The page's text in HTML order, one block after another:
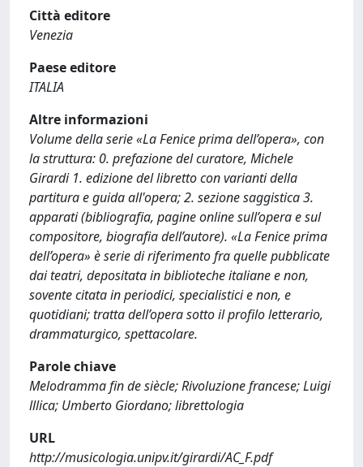
Città editore
Venezia
Paese editore
ITALIA
Altre informazioni
Volume della serie «La Fenice prima dell’opera», con
la struttura: 0. prefazione del curatore, Michele
Girardi 1. edizione del libretto con varianti della
partitura e guida all'opera; 2. sezione saggistica 3.
apparati (bibliografia, pagine online sull’opera e sul
compositore, biografia dell’autore). «La Fenice prima
dell’opera» è serie di riferimento fra quelle pubblicate
dai teatri, depositata in biblioteche italiane e non,
sovente citata in periodici, specialistici e non, e
quotidiani; tratta dell’opera sotto il profilo letterario,
drammaturgico, spettacolare.
Parole chiave
Melodramma fin de siècle; Rivoluzione francese; Luigi
lllica; Umberto Giordano; librettologia
URL
http://musicologia.unipv.it/girardi/AC_F.pdf